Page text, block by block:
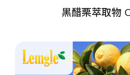
黑醋栗萃取物